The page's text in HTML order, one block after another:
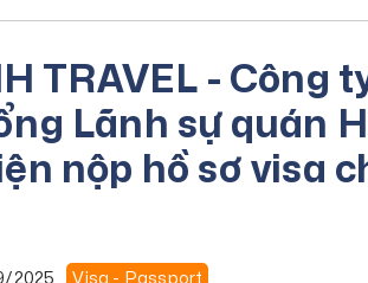
TRAVEL - Công
Lãnh sự quán
nộp hồ sơ visa